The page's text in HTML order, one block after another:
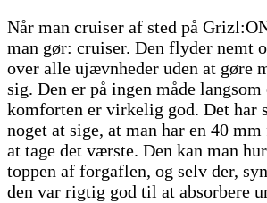
Når man cruiser af sted på
man gør: cruiser. Den flyder nemt
over alle ujævnheder uden at gøre
sig. Den er på ingen måde
komforten er virkelig god. Det har
noget at sige, at man har en 40
at tage det værste. Den kan man
toppen af forgaflen, og selv der,
den var rigtig god til at absorbere